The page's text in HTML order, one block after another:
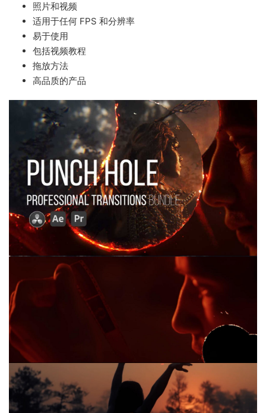
照片和视频
适用于任何 FPS 和分辨率
易于使用
包括视频教程
拖放方法
高品质的产品